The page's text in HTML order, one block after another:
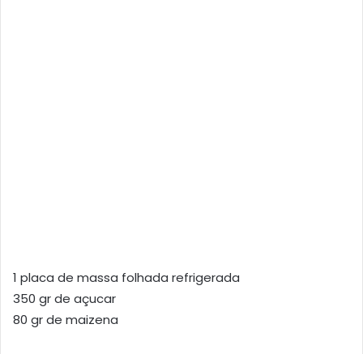
1 placa de massa folhada refrigerada
350 gr de açucar
80 gr de maizena